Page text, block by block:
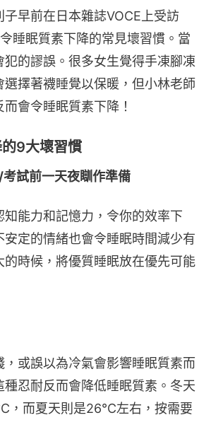
子早前在日本雜誌VOCE上受訪
睡眠質素下降的常見壞習慣。當
犯的謬誤。很多女生覺得手凍腳凍
擇著襪睡覺以保暖，但小林老師
會令睡眠質素下降！
9大壞習慣
考試前一天夜瞓作準備
知能力和記憶力，令你的效率下
安定的情緒也會令睡眠時間減少有
的時候，將優質睡眠放在優先可能
，或誤以為冷氣會影響睡眠質素而
種忍耐反而會降低睡眠質素。冬天
，而夏天則是26°C左右，按需要